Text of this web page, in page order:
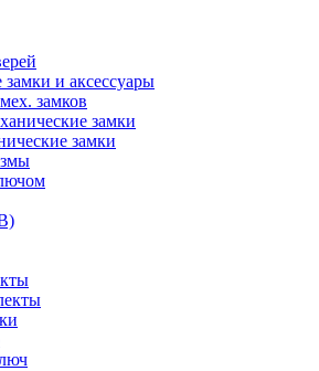
и аксессуары
замков
замки
замки